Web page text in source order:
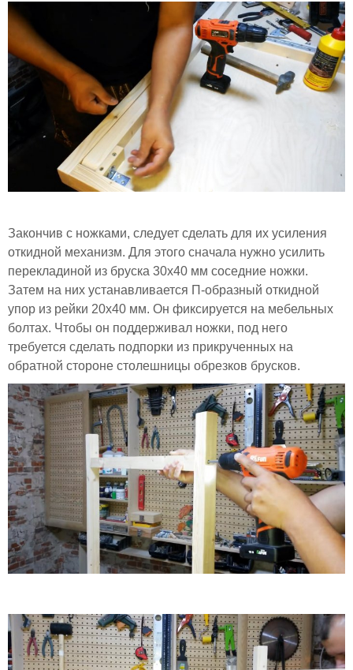
Закончив с ножками, следует сделать для их усиления
откидной механизм. Для этого сначала нужно усилить
перекладиной из бруска 30х40 мм соседние ножки.
Затем на них устанавливается П-образный откидной
упор из рейки 20х40 мм. Он фиксируется на мебельных
болтах. Чтобы он поддерживал ножки, под него
требуется сделать подпорки из прикрученных на
обратной стороне столешницы обрезков брусков.